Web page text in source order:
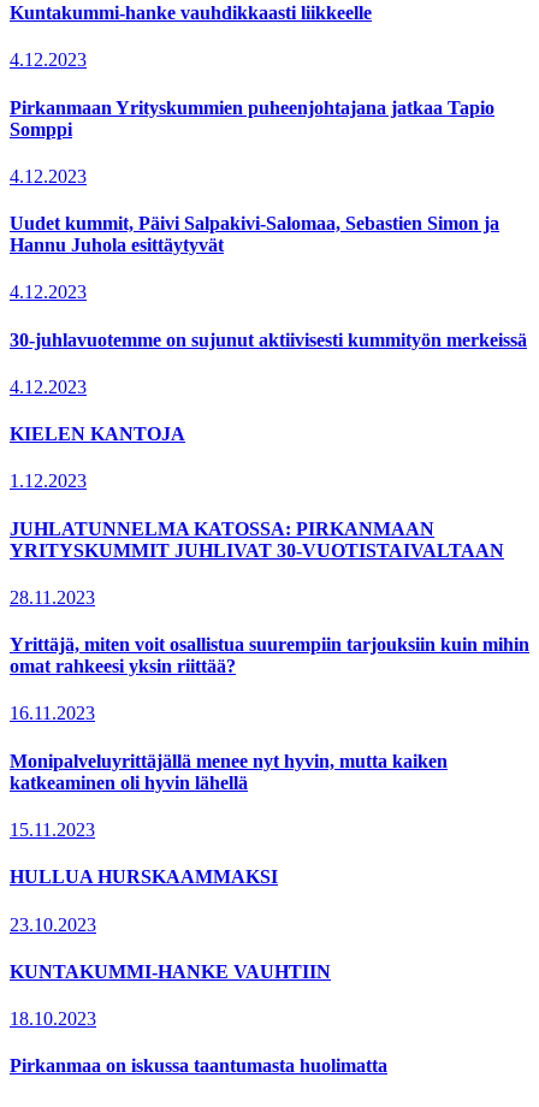
Kuntakummi-hanke vauhdikkaasti liikkeelle
4.12.2023
Pirkanmaan Yrityskummien puheenjohtajana jatkaa Tapio
Somppi
4.12.2023
Uudet kummit, Päivi Salpakivi-Salomaa, Sebastien Simon ja
Hannu Juhola esittäytyvät
4.12.2023
30-juhlavuotemme on sujunut aktiivisesti kummityön merkeissä
4.12.2023
KIELEN KANTOJA
1.12.2023
JUHLATUNNELMA KATOSSA: PIRKANMAAN
YRITYSKUMMIT JUHLIVAT 30-VUOTISTAIVALTAAN
28.11.2023
Yrittäjä, miten voit osallistua suurempiin tarjouksiin kuin mihin
omat rahkeesi yksin riittää?
16.11.2023
Monipalveluyrittäjällä menee nyt hyvin, mutta kaiken
katkeaminen oli hyvin lähellä
15.11.2023
HULLUA HURSKAAMMAKSI
23.10.2023
KUNTAKUMMI-HANKE VAUHTIIN
18.10.2023
Pirkanmaa on iskussa taantumasta huolimatta